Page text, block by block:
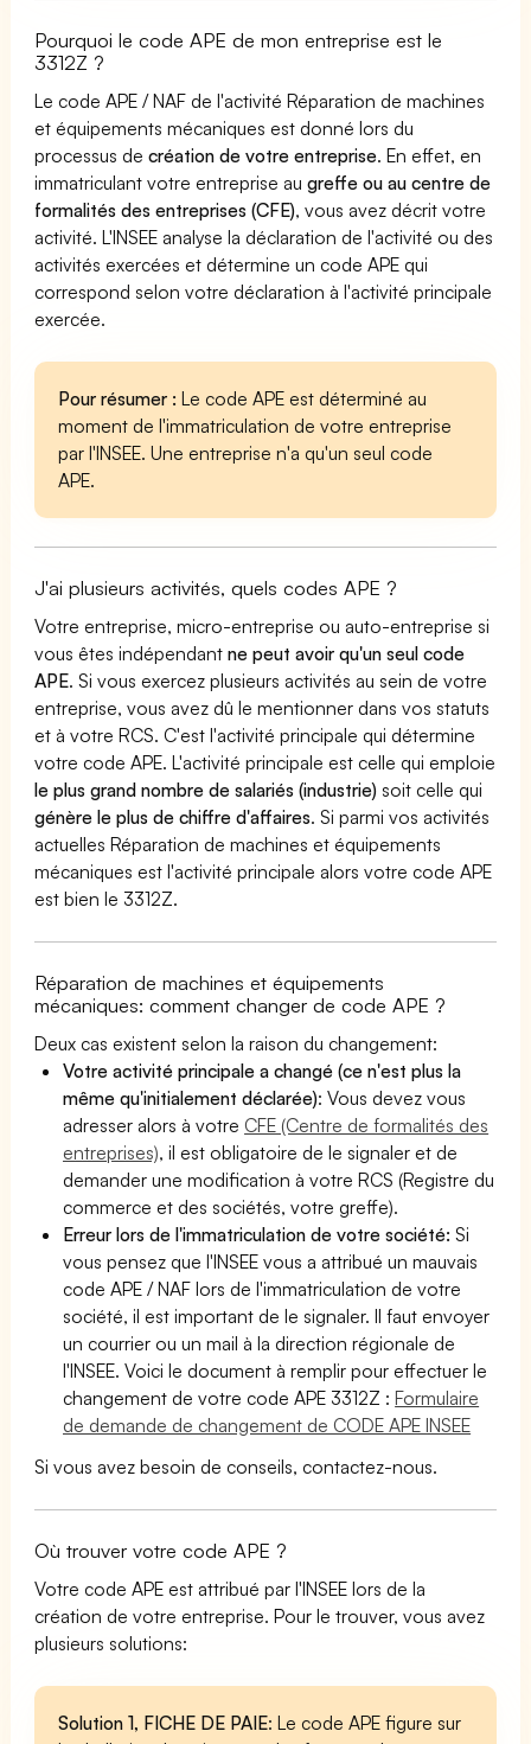
Pourquoi le code APE de mon entreprise est le
3312Z ?
Le code APE / NAF de l'activité Réparation de machines
et équipements mécaniques est donné lors du
processus decréation de votre entreprise. En effet, en
immatriculant votre entreprise augreffe ou au centre de
formalités des entreprises (CFE), vous avez décrit votre
activité. L'INSEE analyse la déclaration de l'activité ou des
activités exercées et détermine un code APE qui
correspond selon votre déclaration à l'activité principale
exercée.
Pour résumer : Le code APE est déterminé au
moment de l'immatriculation de votre entreprise
par l'INSEE. Une entreprise n'a qu'un seul code
APE.
J'ai plusieurs activités, quels codes APE ?
Votre entreprise, micro-entreprise ou auto-entreprise si
vous êtes indépendantne peut avoir qu'un seul code
APE. Si vous exercez plusieurs activités au sein de votre
entreprise, vous avez dû le mentionner dans vos statuts
et à votre RCS. C'est l'activité principale qui détermine
votre code APE. L'activité principale est celle qui emploie
le plus grand nombre de salariés (industrie) soit celle qui
génère le plus de chiffre d'affaires. Si parmi vos activités
actuelles Réparation de machines et équipements
mécaniques est l'activité principale alors votre code APE
est bien le 3312Z.
Réparation de machines et équipements
mécaniques: comment changer de code APE ?
Deux cas existent selon la raison du changement:
Votre activité principale a changé (ce n'est plus la
même qu'initialement déclarée): Vous devez vous
adresser alors à votre CFE (Centre de formalités des
entreprises), il est obligatoire de le signaler et de
demander une modification à votre RCS (Registre du
commerce et des sociétés, votre greffe).
Erreur lors de l'immatriculation de votre société:Si
vous pensez que l'INSEE vous a attribué un mauvais
code APE / NAF lors de l'immatriculation de votre
société, il est important de le signaler. Il faut envoyer
un courrier ou un mail à la direction régionale de
l'INSEE. Voici le document à remplir pour effectuer le
changement de votre code APE 3312Z :Formulaire
de demande de changement de CODE APE INSEE
Si vous avez besoin de conseils, contactez-nous.
Où trouver votre code APE ?
Votre code APE est attribué par l'INSEE lors de la
création de votre entreprise. Pour le trouver, vous avez
plusieurs solutions:
Solution 1, FICHE DE PAIE: Le code APE figure sur